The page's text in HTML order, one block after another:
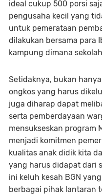
ideal cukup 500 porsi
pengusaha kecil yang
untuk pemerataan
dilakukan bersama para
kampung dimana
Setidaknya, bukan
ongkos yang harus
juga diharap dapat
serta pemberdayaan
mensukseskan program
menjadi komitmen
kualitas anak didik kita
yang harus didapat dari
ini keluh kesah BGN
berbagai pihak lantaran